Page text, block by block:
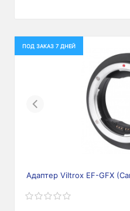
ПОД ЗАКАЗ 7 ДНЕЙ
Previous
Адаптер Viltrox EF-GFX